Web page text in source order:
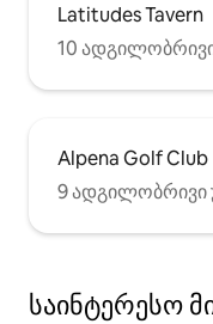
Latitudes Tavern
10
Alpena Golf Club
9 ადგილობრივი
საინტერესო